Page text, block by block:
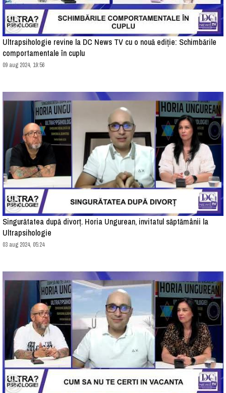
Ultrapsihologie revine la DC News TV cu o nouă ediție: Schimbările
comportamentale în cuplu
09 aug 2024, 19:56
Singurătatea după divorț. Horia Ungurean, invitatul săptămânii la
Ultrapsihologie
03 aug 2024, 05:24